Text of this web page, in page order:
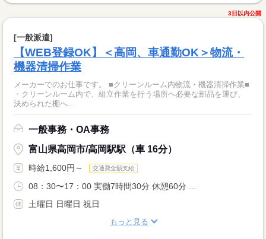
3日以内公開
[一般派遣]
【WEB登録OK】＜高岡、車通勤OK＞物流・
機器清掃作業
メーカーでのお仕事です。 ■クリーンルーム内物流・機器清掃作業■
・クリーンルーム内で、組立作業を行う場所へ必要な部品を運び、
決められた棚へ...
一般事務・OA事務
富山県高岡市/高岡駅駅（車 16分）
時給1,600円～ 交通費全額支給
08：30〜17：00 実働7時間30分 休憩60分 ...
土曜日 日曜日 祝日
もっと見る